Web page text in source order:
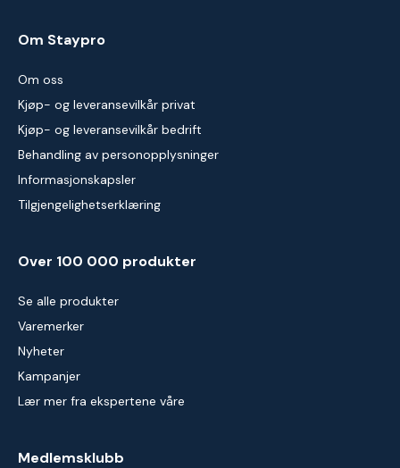
Om Staypro
Om oss
Kjøp- og leveransevilkår privat
Kjøp- og leveransevilkår bedrift
Behandling av personopplysninger
Informasjonskapsler
Tilgjengelighetserklæring
Over 100 000 produkter
Se alle produkter
Varemerker
Nyheter
Kampanjer
Lær mer fra ekspertene våre
Medlemsklubb